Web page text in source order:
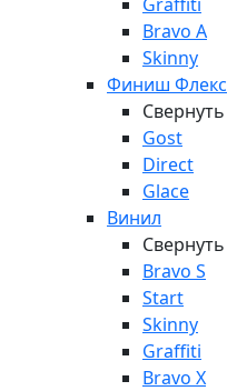
Bravo A
Skinny
Финиш Флекс
Свернуть
Gost
Direct
Glace
Винил
Свернуть
Bravo S
Start
Skinny
Graffiti
Bravo X